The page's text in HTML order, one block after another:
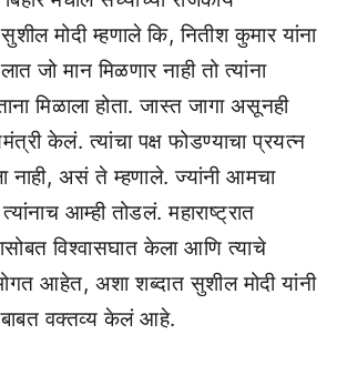
मोदी म्हणाले कि, नितीश कुमार यांना
जो मान मिळणार नाही तो त्यांना
मिळाला होता. जास्त जागा असूनही
केलं. त्यांचा पक्ष फोडण्याचा प्रयत्न
नाही, असं ते म्हणाले. ज्यांनी आमचा
आम्ही तोडलं. महाराष्ट्रात
विश्वासघात केला आणि त्याचे
आहेत, अशा शब्दात सुशील मोदी यांनी
वक्तव्य केलं आहे.